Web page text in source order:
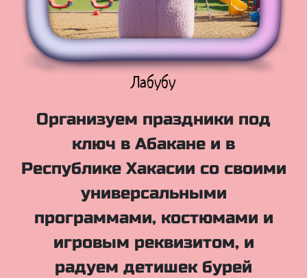
Куклы Лол
Организуем праздники под
ключ в Абакане и в
Республике Хакасии со своими
универсальными
программами, костюмами и
игровым реквизитом, и
радуем детишек бурей